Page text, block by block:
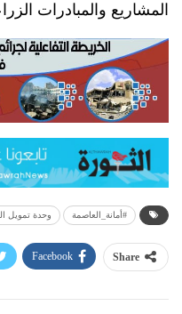
المشاريع والمبادرات
#أمانة_العاصمة وحدة تمويل
Share
Facebook